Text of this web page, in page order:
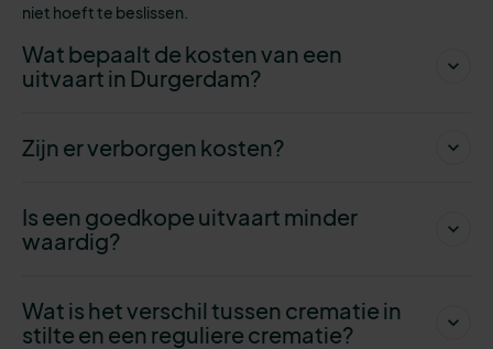
niet hoeft te beslissen.
Wat bepaalt de kosten van een
uitvaart in Durgerdam?
Zijn er verborgen kosten?
Is een goedkope uitvaart minder
waardig?
Wat is het verschil tussen crematie in
stilte en een reguliere crematie?